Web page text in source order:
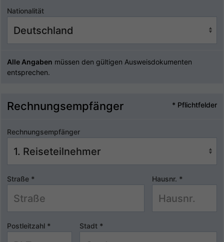
Nationalität
Alle Angaben müssen den gültigen Ausweisdokumenten
entsprechen.
Rechnungsempfänger * Pflichtfelder
Rechnungsempfänger
Straße * Hausnr. *
Postleitzahl * Stadt *